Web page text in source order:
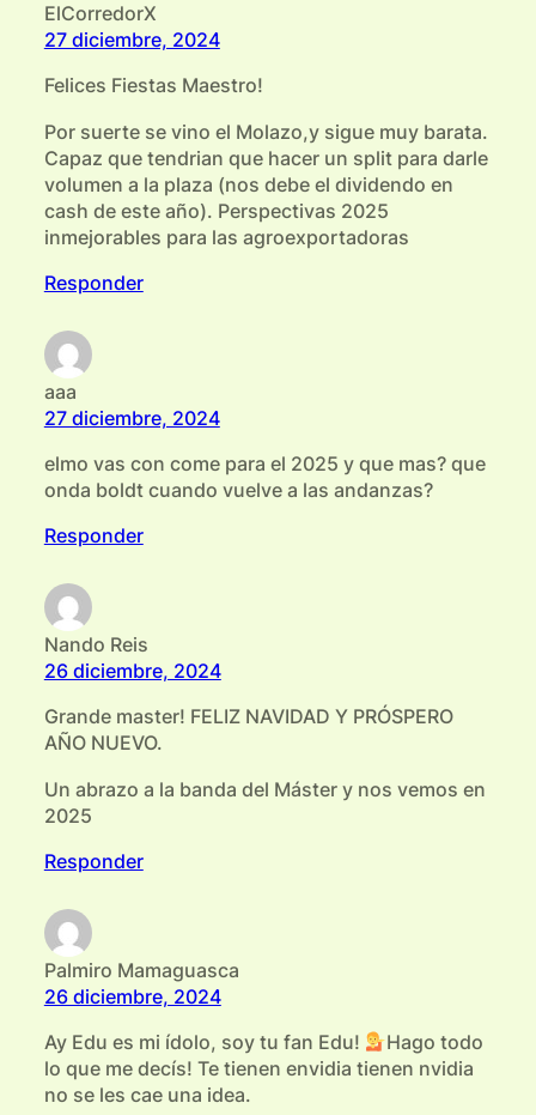
ElCorredorX
27 diciembre, 2024
Felices Fiestas Maestro!
Por suerte se vino el Molazo,y sigue muy barata.
Capaz que tendrian que hacer un split para darle
volumen a la plaza (nos debe el dividendo en
cash de este año). Perspectivas 2025
inmejorables para las agroexportadoras
Responder
aaa
27 diciembre, 2024
elmo vas con come para el 2025 y que mas? que
onda boldt cuando vuelve a las andanzas?
Responder
Nando Reis
26 diciembre, 2024
Grande master! FELIZ NAVIDAD Y PRÓSPERO
AÑO NUEVO.
Un abrazo a la banda del Máster y nos vemos en
2025
Responder
Palmiro Mamaguasca
26 diciembre, 2024
Ay Edu es mi ídolo, soy tu fan Edu!
Hago todo
lo que me decís! Te tienen envidia tienen nvidia
no se les cae una idea.